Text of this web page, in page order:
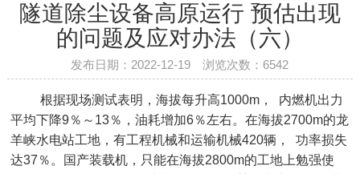
隧道除尘设备高原运行 预估出现
的问题及应对办法（六）
发布日期：2022-12-19 浏览次数： 6542
根据现场测试表明，海拔每升高1000m ， 内燃机出力
平均下降9％～ 13％，油耗增加6％左右。在海拔2700m的龙
羊峡水电站工地，有工程机械和运输机械420辆， 功率损失
达37 ％。国产装载机，只能在海拔2800m的工地上勉强使